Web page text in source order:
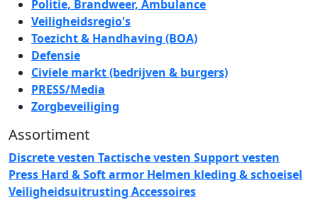
Politie, Brandweer, Ambulance
Veiligheidsregio's
Toezicht & Handhaving (BOA)
Defensie
Civiele markt (bedrijven & burgers)
PRESS/Media
Zorgbeveiliging
Assortiment
Discrete vesten Tactische vesten Support vesten
Press Hard & Soft armor Helmen kleding & schoeisel
Veiligheidsuitrusting Accessoires